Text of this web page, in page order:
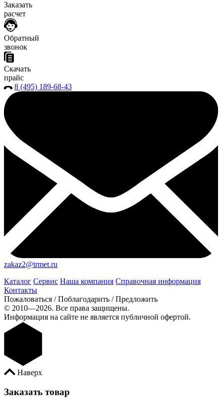
Заказать
расчет
Обратный
звонок
Скачать
прайс
8 (495) 189-68-43
zakaz2@trmet.ru
Каталог Сервис Наша компания Справочная информация
Контакты
Пожаловаться / Поблагодарить / Предложить
© 2010—2026. Все права защищены.
Информация на сайте не является публичной офертой.
Наверх
Заказать товар